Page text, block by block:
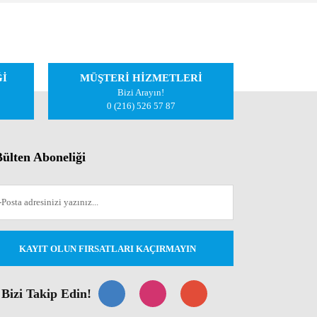
MÜŞTERİ HİZMETLERİ
Bizi Arayın!
0 (216) 526 57 87
Aboneliği
KAYIT OLUN FIRSATLARI KAÇIRMAYIN
Bizi Takip Edin!